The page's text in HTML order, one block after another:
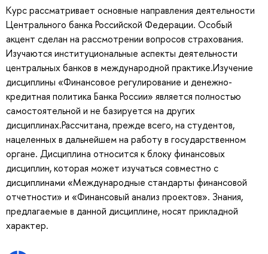
Курс рассматривает основные направления деятельности
Центрального банка Российской Федерации. Особый
акцент сделан на рассмотрении вопросов страхования.
Изучаются институциональные аспекты деятельности
центральных банков в международной практике.Изучение
дисциплины «Финансовое регулирование и денежно-
кредитная политика Банка России» является полностью
самостоятельной и не базируется на других
дисциплинах.Рассчитана, прежде всего, на студентов,
нацеленных в дальнейшем на работу в государственном
органе. Дисциплина относится к блоку финансовых
дисциплин, которая может изучаться совместно с
дисциплинами «Международные стандарты финансовой
отчетности» и «Финансовый анализ проектов». Знания,
предлагаемые в данной дисциплине, носят прикладной
характер.